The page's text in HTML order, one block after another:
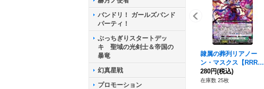
バンドリ！ ガールズバンド
パーティ！
ぶっちぎりスタートデッ
キ 聖域の光剣士＆帝国の
暴竜
幻真星戦
プロモーション
隷属の葬列リアノー
ン・マスクス【RRR】
{D-BT10/014}《ストイ
ケイア》
280円(税込)
在庫数 25枚